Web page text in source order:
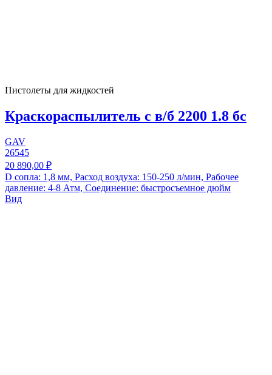
Пистолеты для жидкостей
Краскораспылитель с в/б 2200 1.8 бс
GAV
26545
20 890,00 ₽
D сопла: 1,8 мм, Расход воздуха: 150-250 л/мин, Рабочее
давление: 4-8 Атм, Соединение: быстросъемное дюйм
Вид